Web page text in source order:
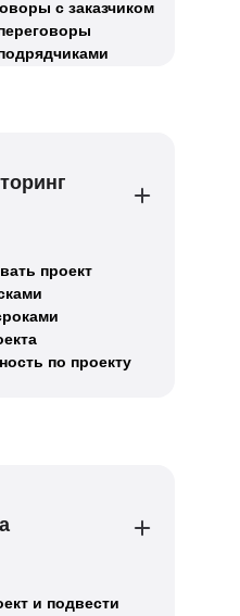
с заказчиком
проект
по проекту
и подвести